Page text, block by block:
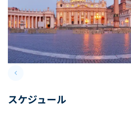
keyboard_arrow_leftPrevious slide
スケジュール